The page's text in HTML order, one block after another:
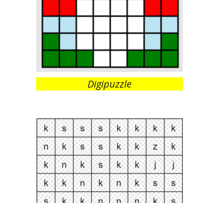
Digipuzzle